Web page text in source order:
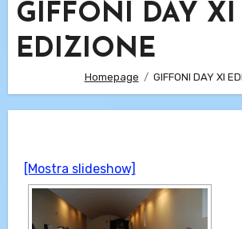
GIFFONI DAY XI
EDIZIONE
Homepage GIFFONI DAY XI
[Mostra slideshow]